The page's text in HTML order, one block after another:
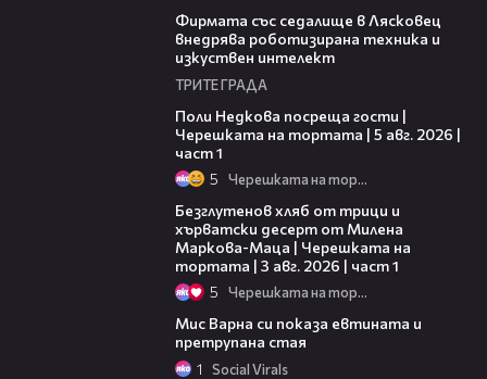
Фирмата със седалище в Лясковец
внедрява роботизирана техника и
изкуствен интелект
ТРИТЕ ГРАДА
Поли Недкова посреща гости |
Черешката на тортата | 5 авг. 2026 |
част 1
5 Черешката на тортата
Безглутенов хляб от трици и
хърватски десерт от Милена
Маркова-Маца | Черешката на
тортата | 3 авг. 2026 | част 1
5 Черешката на тортата
Мис Варна си показа евтината и
претрупана стая
1 Social Virals